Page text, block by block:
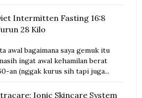
Intermitten Fasting 16:8
28 Kilo
awal bagaimana saya gemuk itu
ingat awal kehamilan berat
an (nggak kurus sih tapi juga...
Ionic Skincare System